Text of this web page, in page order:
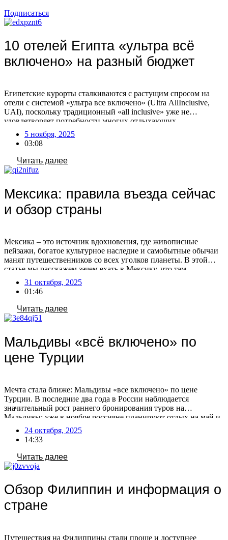
Подписаться
10 отелей Египта «ультра всё
включено» на разный бюджет
Египетские курорты сталкиваются с растущим спросом на
отели с системой «ультра все включено» (Ultra AllInclusive,
UAI), поскольку традиционный «all inclusive» уже не
удовлетворяет потребности многих отдыхающих.
Туроператоры фиксируют увеличение числа бронирований по
этой системе, что связано с изменением предпочтений
туристов. Путешественники все чаще выбирают отели с
расширенным пакетом услуг, стремясь к максимальному
комфорту и предсказуемости […]
5 ноября, 2025
03:08
Читать далее
Мексика: правила въезда сейчас
и обзор страны
Мексика – это источник вдохновения, где живописные
пейзажи, богатое культурное наследие и самобытные обычаи
манят путешественников со всех уголков планеты. В этой
статье мы расскажем зачем ехать в Мексику, что там
посмотреть, нужна ли виза сейчас и как лететь в эту страну.
Зачем ехать в Мексику Мексика – популярное туристическое
направление, предлагающее отдых на пляжах […]
31 октября, 2025
01:46
Читать далее
Мальдивы «всё включено» по
цене Турции
Мечта стала ближе: Мальдивы «все включено» по цене
Турции. В последние два года в России наблюдается
значительный рост раннего бронирования туров на
Мальдивы: уже в ноябре россияне планируют отдых на май и
лето. На Мальдивах появляются отели, предлагающие сервис
в стиле турецких, по сопоставимым или даже более низким
ценам! Сезонные различия в составе отдыхающих Есть […]
24 октября, 2025
14:33
Читать далее
Обзор Филиппин и информация о
стране
Путешествия на Филиппины стали проще и доступнее